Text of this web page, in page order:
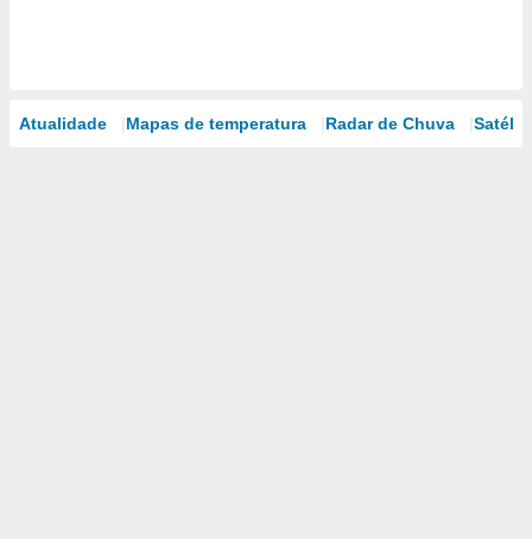
Atualidade Mapas de temperatura Radar de Chuva